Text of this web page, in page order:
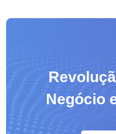
Negócio